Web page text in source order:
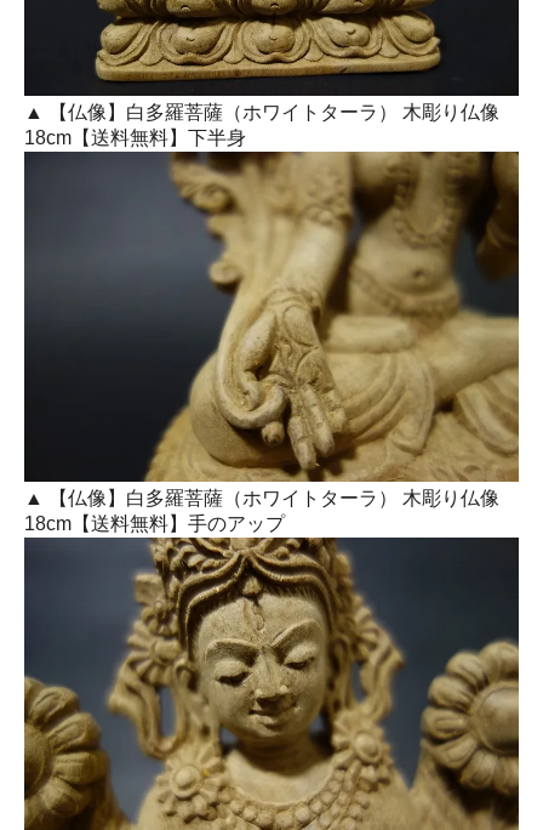
▲ 【仏像】白多羅菩薩（ホワイトターラ） 木彫り仏像
18cm【送料無料】下半身
▲ 【仏像】白多羅菩薩（ホワイトターラ） 木彫り仏像
18cm【送料無料】手のアップ